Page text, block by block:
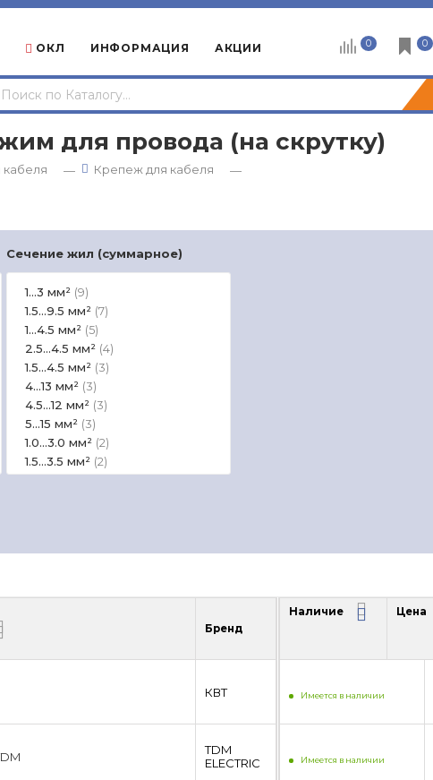
ОКЛ ИНФОРМАЦИЯ АКЦИИ 0 0
для провода (на скрутку)
кабеля — Крепеж для кабеля
—
Сечение жил (суммарное)
1...3 мм² (9)
1.5...9.5 мм² (7)
1...4.5 мм² (5)
2.5...4.5 мм² (4)
1.5...4.5 мм² (3)
4...13 мм² (3)
4.5...12 мм² (3)
5...15 мм² (3)
1.0...3.0 мм² (2)
1.5...3.5 мм² (2)
1.5...4 мм²
2.5...5.5 мм²(2)
9...25 мм²(2)
Наличие Цена
Бренд
КВТ
TDM
ЕLECTRIC
Имеется в наличии
Имеется в наличии